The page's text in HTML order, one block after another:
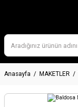
Anasayfa MAKETLER